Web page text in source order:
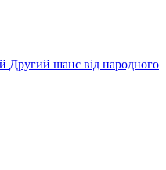
Другий шанс від народного